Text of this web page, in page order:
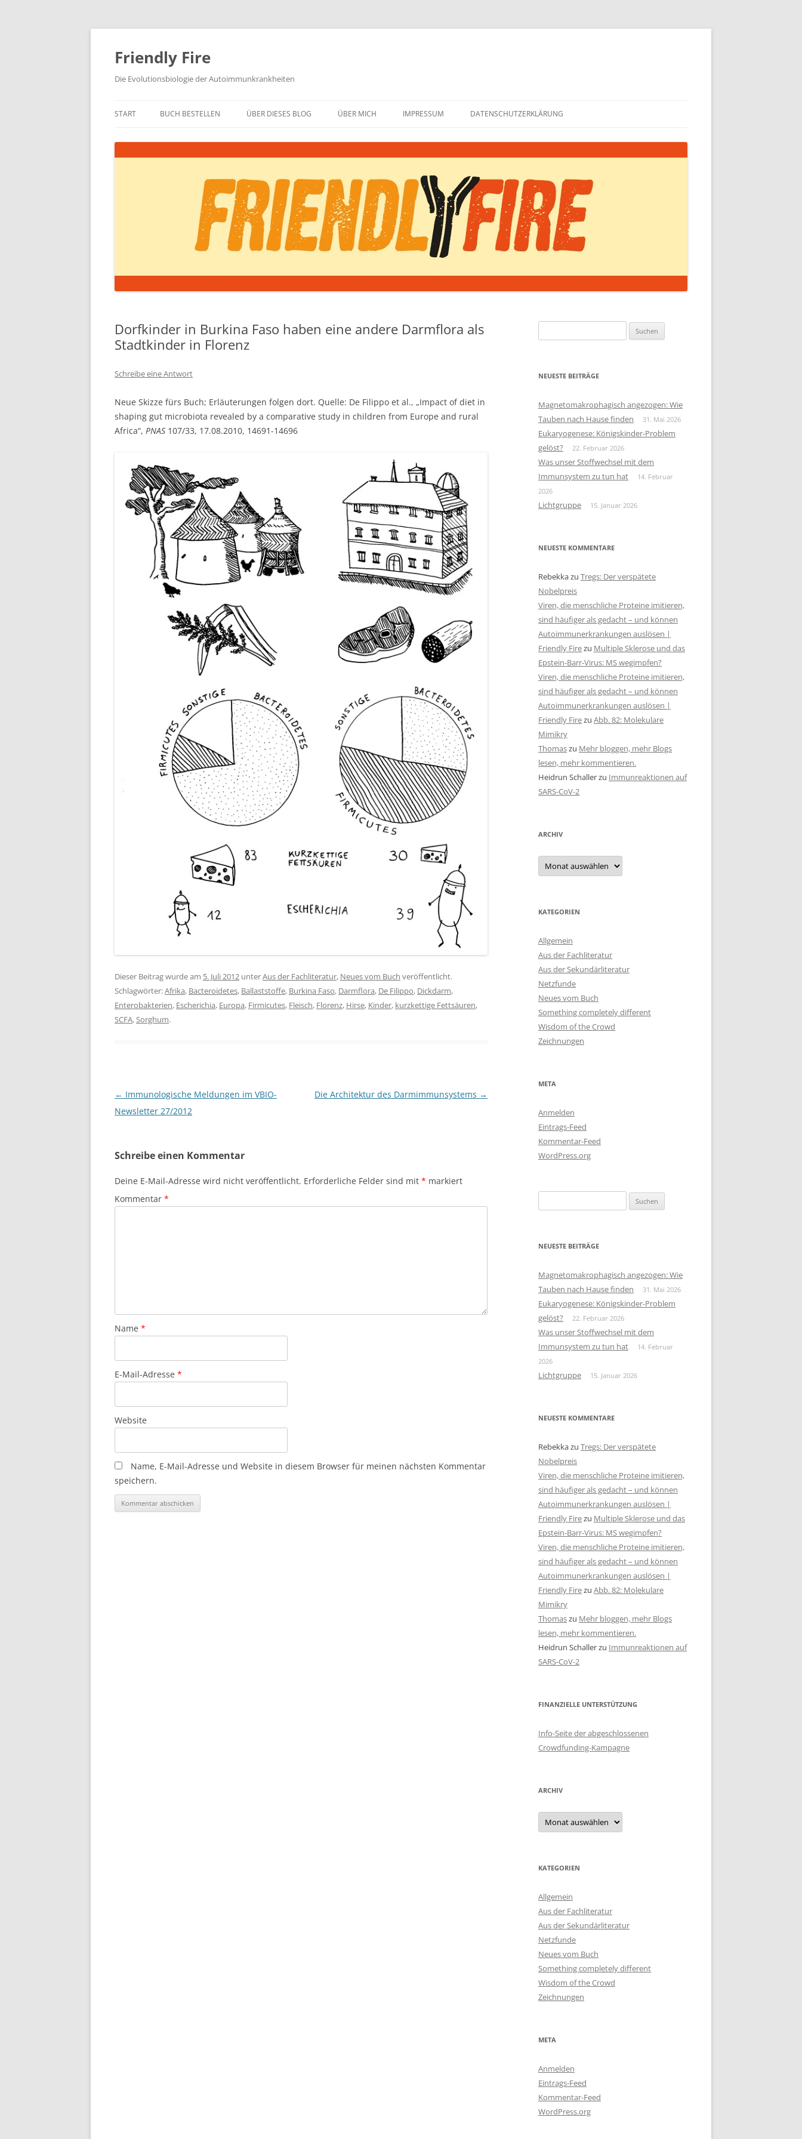
Zum
springen
Friendly Fire
Die Evolutionsbiologie der Autoimmunkrankheiten
START BUCH BESTELLEN ÜBER DIESES BLOG ÜBER MICH IMPRESSUM DATENSCHUTZERKLÄRUNG
Dorfkinder in Burkina Faso haben eine andere Darmflora als
Stadtkinder in Florenz
Schreibe eine Antwort
Neue Skizze fürs Buch; Erläuterungen folgen dort. Quelle: De Filippo et al., „Impact of diet in
shaping gut microbiota revealed by a comparative study in children from Europe and rural
Africa“, PNAS 107/33, 17.08.2010, 14691-14696
Dieser Beitrag wurde am 5. Juli 2012 unterAus der Fachliteratur, Neues vom Buch veröffentlicht.
Schlagwörter:Afrika, Bacteroidetes, Ballaststoffe, Burkina Faso, Darmflora, De Filippo, Dickdarm,
Enterobakterien, Escherichia, Europa, Firmicutes, Fleisch, Florenz, Hirse, Kinder, kurzkettige Fettsäuren,
SCFA,Sorghum.
Beitragsnavigation
← Immunologische Meldungen im VBIO-
Newsletter 27/2012
Die Architektur des Darmimmunsystems →
Schreibe einen Kommentar
Deine E-Mail-Adresse wird nicht veröffentlicht. Erforderliche Felder sind mit * markiert
Kommentar *
Name *
E-Mail-Adresse *
Website
Name, E-Mail-Adresse und Website in diesem Browser für meinen nächsten Kommentar
speichern.
nach:
NEUESTE BEITRÄGE
Magnetomakrophagisch angezogen: Wie
Tauben nach Hause finden
31. Mai 2026
Eukaryogenese: Königskinder-Problem
gelöst?
22. Februar 2026
Was unser Stoffwechsel mit dem
Immunsystem zu tun hat
14. Februar
2026
Lichtgruppe 15. Januar 2026
NEUESTE KOMMENTARE
Rebekkazu Tregs: Der verspätete
Nobelpreis
Viren, die menschliche Proteine imitieren,
sind häufiger als gedacht – und können
Autoimmunerkrankungen auslösen |
Friendly Firezu Multiple Sklerose und das
Epstein-Barr-Virus: MS wegimpfen?
Viren, die menschliche Proteine imitieren,
sind häufiger als gedacht – und können
Autoimmunerkrankungen auslösen |
Friendly Firezu Abb. 82: Molekulare
Mimikry
Thomaszu Mehr bloggen, mehr Blogs
lesen, mehr kommentieren.
Heidrun Schallerzu Immunreaktionen auf
SARS-CoV-2
ARCHIV
Archiv
KATEGORIEN
Allgemein
Aus der Fachliteratur
Aus der Sekundärliteratur
Netzfunde
Neues vom Buch
Something completely different
Wisdom of the Crowd
Zeichnungen
META
Anmelden
Eintrags-Feed
Kommentar-Feed
WordPress.org
nach:
NEUESTE BEITRÄGE
Magnetomakrophagisch angezogen: Wie
Tauben nach Hause finden
31. Mai 2026
Eukaryogenese: Königskinder-Problem
gelöst?
22. Februar 2026
Was unser Stoffwechsel mit dem
Immunsystem zu tun hat
14. Februar
2026
Lichtgruppe 15. Januar 2026
NEUESTE KOMMENTARE
Rebekkazu Tregs: Der verspätete
Nobelpreis
Viren, die menschliche Proteine imitieren,
sind häufiger als gedacht – und können
Autoimmunerkrankungen auslösen |
Friendly Firezu Multiple Sklerose und das
Epstein-Barr-Virus: MS wegimpfen?
Viren, die menschliche Proteine imitieren,
sind häufiger als gedacht – und können
Autoimmunerkrankungen auslösen |
Friendly Firezu Abb. 82: Molekulare
Mimikry
Thomaszu Mehr bloggen, mehr Blogs
lesen, mehr kommentieren.
Heidrun Schallerzu Immunreaktionen auf
SARS-CoV-2
FINANZIELLE UNTERSTÜTZUNG
Info-Seite der abgeschlossenen
Crowdfunding-Kampagne
ARCHIV
Archiv
KATEGORIEN
Allgemein
Aus der Fachliteratur
Aus der Sekundärliteratur
Netzfunde
Neues vom Buch
Something completely different
Wisdom of the Crowd
Zeichnungen
META
Anmelden
Eintrags-Feed
Kommentar-Feed
WordPress.org